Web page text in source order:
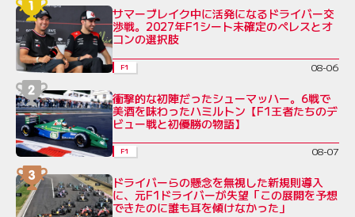
サマーブレイク中に活発になるドライバー交
渉戦。2027年F1シート未確定のペレスとオ
コンの選択肢
F1 08-06
衝撃的な初陣だったシューマッハー。6戦で
美酒を味わったハミルトン【F1王者たちのデ
ビュー戦と初優勝の物語】
F1 08-07
ドライバーらの懸念を無視した新規則導入
に、元F1ドライバーが失望「この展開を予想
できたのに誰も耳を傾けなかった」